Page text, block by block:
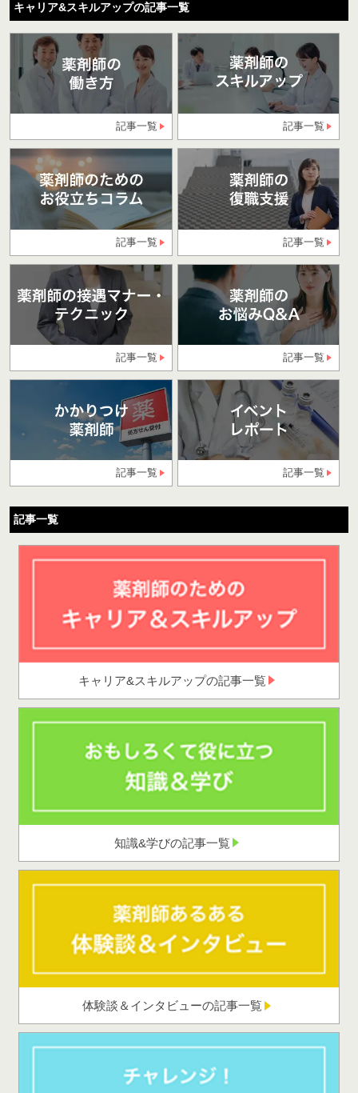
キャリア&スキルアップの記事一覧
記事一覧 記事一覧
記事一覧 記事一覧
記事一覧 記事一覧
記事一覧 記事一覧
記事一覧
キャリア&スキルアップの記事一覧
知識&学びの記事一覧
体験談＆インタビューの記事一覧